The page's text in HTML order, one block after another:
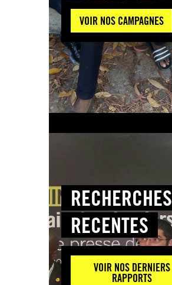
VOIR NOS CAMPAGNES
RECHERCHES
RECENTES
VOIR NOS DERNIERS
RAPPORTS